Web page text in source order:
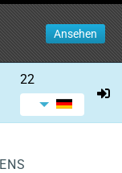
Ansehen
22